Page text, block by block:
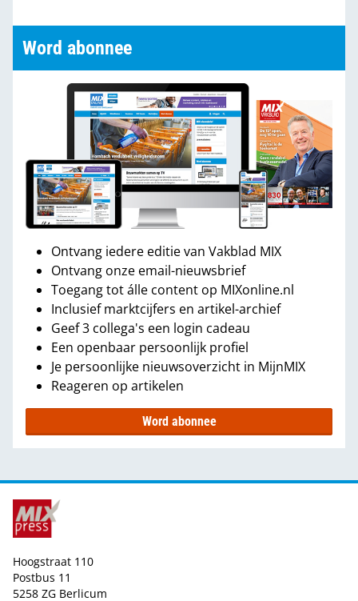
Word abonnee
Ontvang iedere editie van Vakblad MIX
Ontvang onze email-nieuwsbrief
Toegang tot álle content op MIXonline.nl
Inclusief marktcijfers en artikel-archief
Geef 3 collega's een login cadeau
Een openbaar persoonlijk profiel
Je persoonlijke nieuwsoverzicht in MijnMIX
Reageren op artikelen
Word abonnee
Hoogstraat 110
Postbus 11
5258 ZG Berlicum